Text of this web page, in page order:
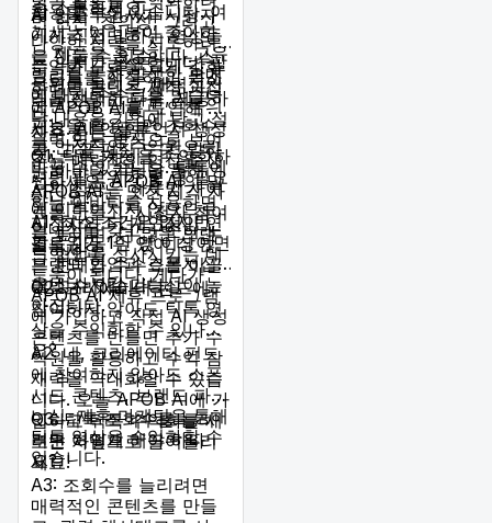
속 소통하세요.
활용할 수도 있습니다. 여
기서는 여러분이 좋아하
는 제품을 홍보하고, 고유
링크를 통해 발생한 판매
에 대해 수수료를 받습니
다.
AI 인플루언서가 시청자
에게 직접 말하는 영상들
을 만들 수 있습니다. 스
크립트를 작성하고, 목소
리를 선택한 다음, 제공하
는 내용을 기억에 남고 설
득력 있는 방식으로 보여
주는 매력적인 영상을 생
성하세요. APOB AI의 말
하는 아바타를 사용하면
시청자와 더 개인적인 연
결을 만들 수 있어 더 많
은 판매와 수수료를 이끌
어낼 수 있습니다.
면 헌신, 창의성, 그리고
다양한 전략을 시도하려
는 의지가 필요합니다. 팔
로워를 늘리고, 매력적인
콘텐츠를 만들고, 틱톡의
기능을 활용하면 조회수
를 안정적인 수익원으로
바꿀 수 있습니다. 틱톡에
서의 성공은 하룻밤 사이
에 이루어지지 않으므로,
인내심을 갖고 꾸준히 노
력하세요.
수익화 노력을 크게 강화
하려면 콘텐츠 제작 과정
에 APOB AI를 도입해 보
세요. AI 인플루언서 생성
기, 고급 편집 도구, 말하
는 아바타 기능을 통해
APOB AI는 멋진 시각 자
료를 만들고, 시청자 참여
를 높이며, 더 많은 브랜
드 협업을 성사시키는 데
도움이 됩니다. 게다가
APOB AI 제휴 프로그램
에 가입하고 직접 AI 생성
콘텐츠를 만들면 추가 수
익원을 활용하고 수익 잠
재력을 극대화할 수 있습
니다. 오늘 APOB AI에 가
입하고 틱톡 수익화를 새
로운 차원으로 끌어올리
세요!
자주 묻는 질문
Q1: 틱톡 계정을 수익화하
려면 팔로워가 몇 명 필요
하나요?
A1: 최소 조건은 없지만,
팔로워가 1만 명 이상이면
브랜드 협업과 스폰서십
을 성사시킬 가능성이 높
아집니다.
Q2: 크리에이터 펀드에
참여하지 않아도 틱톡 영
상을 수익화할 수 있나
요?
A2: 네, 크리에이터 펀드
에 참여하지 않아도 스폰
서드 콘텐츠, 브랜드 파트
너십, 제휴 마케팅을 통해
틱톡 영상을 수익화할 수
있습니다.
Q3: 틱톡 조회수를 늘리
려면 어떻게 해야 하나
요?
A3: 조회수를 늘리려면
매력적인 콘텐츠를 만들